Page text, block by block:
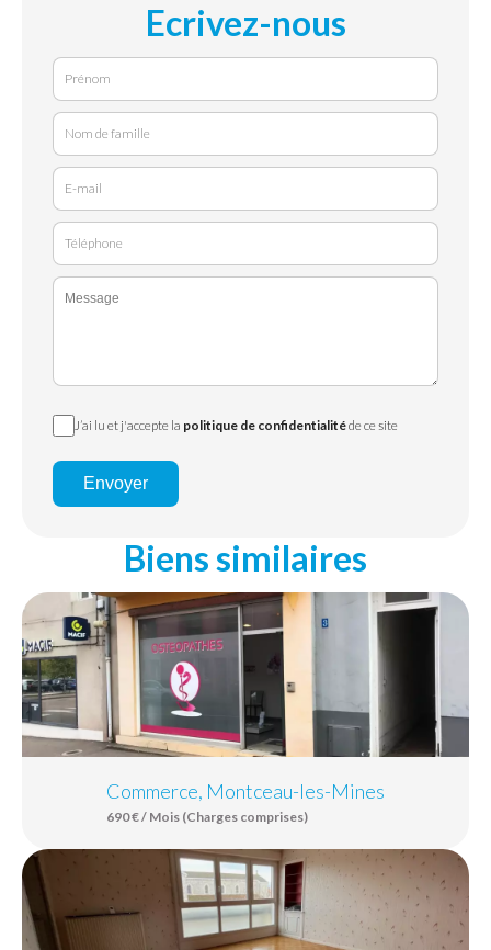
Ecrivez-nous
J’ai lu et j'accepte la politique de confidentialitéde ce site
Envoyer
Biens similaires
Commerce, Montceau-les-Mines
690 € / Mois (Charges comprises)